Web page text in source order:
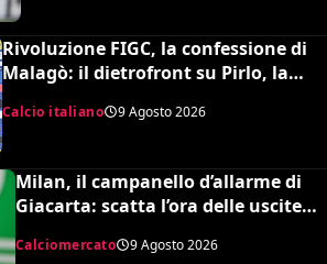
Rivoluzione FIGC, la confessione di
Malagò: il dietrofront su Pirlo, la
scelta Mancini e il nuovo volto
dell’Italia
Calcio italiano 9 Agosto 2026
Milan, il campanello d’allarme di
Giacarta: scatta l’ora delle uscite
Calciomercato 9 Agosto 2026